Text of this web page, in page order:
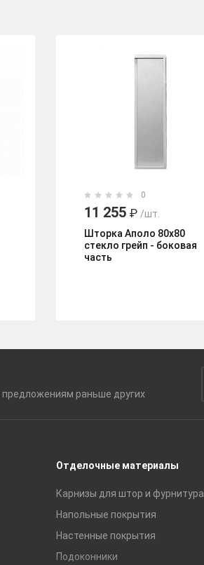
0
11 255 ₽ /шт.
Шторка Аполо 80х80
стекло грейп - боковая
часть
предложениям раньше других
Отделочные материалы
Карнизы для штор и фурнитура
Напольные покрытия
Настенные покрытия
Подоконники